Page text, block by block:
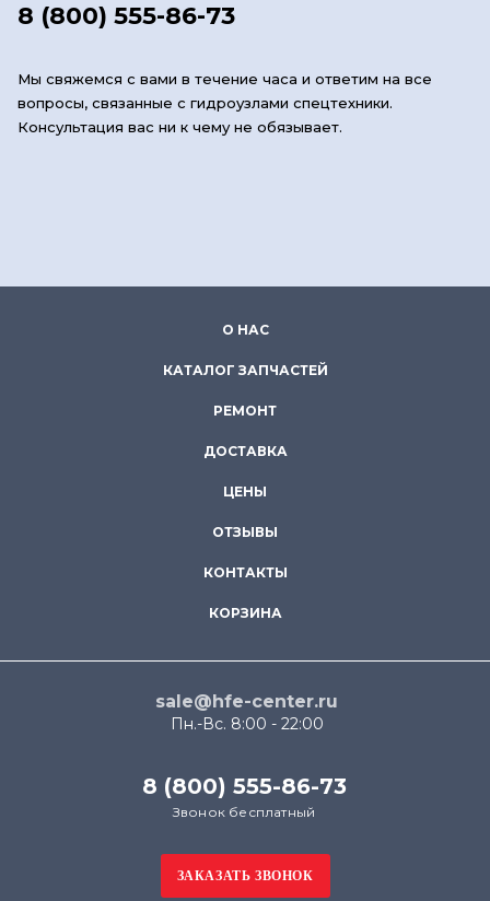
8 (800) 555-86-73
Мы свяжемся с вами в течение часа и ответим на все
вопросы, связанные с гидроузлами спецтехники.
Консультация вас ни к чему не обязывает.
О НАС
КАТАЛОГ ЗАПЧАСТЕЙ
РЕМОНТ
ДОСТАВКА
ЦЕНЫ
ОТЗЫВЫ
КОНТАКТЫ
КОРЗИНА
sale@hfe-center.ru
Пн.-Вс. 8:00 - 22:00
8 (800) 555-86-73
Звонок бесплатный